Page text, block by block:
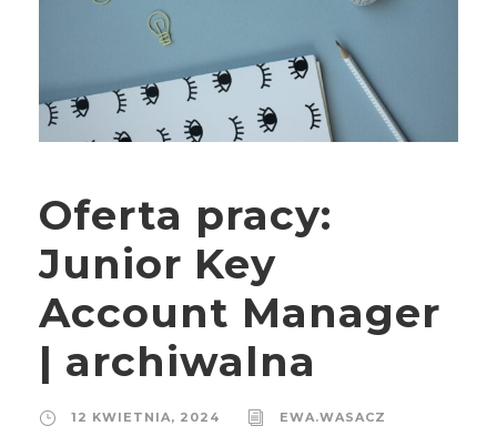
Oferta pracy:
Junior Key
Account Manager
| archiwalna
12 KWIETNIA, 2024
EWA.WASACZ